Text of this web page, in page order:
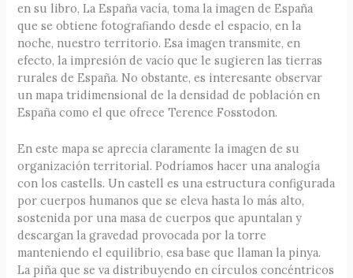
en su libro, La España vacía, toma la imagen de España
que se obtiene fotografiando desde el espacio, en la
noche, nuestro territorio. Esa imagen transmite, en
efecto, la impresión de vacío que le sugieren las tierras
rurales de España. No obstante, es interesante observar
un mapa tridimensional de la densidad de población en
España como el que ofrece Terence Fosstodon.
En este mapa se aprecia claramente la imagen de su
organización territorial. Podríamos hacer una analogía
con los castells. Un castell es una estructura configurada
por cuerpos humanos que se eleva hasta lo más alto,
sostenida por una masa de cuerpos que apuntalan y
descargan la gravedad provocada por la torre
manteniendo el equilibrio, esa base que llaman la pinya.
La piña que se va distribuyendo en círculos concéntricos